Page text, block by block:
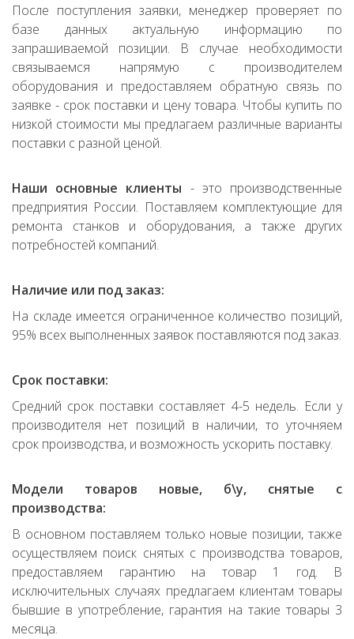
После поступления заявки, менеджер проверяет по
базе данных актуальную информацию по
запрашиваемой позиции. В случае необходимости
связываемся напрямую с производителем
оборудования и предоставляем обратную связь по
заявке - срок поставки и цену товара. Чтобы купить по
низкой стоимости мы предлагаем различные варианты
поставки с разной ценой.
Наши основные клиенты - это производственные
предприятия России. Поставляем комплектующие для
ремонта станков и оборудования, а также других
потребностей компаний.
Наличие или под заказ:
На складе имеется ограниченное количество позиций,
95% всех выполненных заявок поставляются под заказ.
Срок поставки:
Средний срок поставки составляет 4-5 недель. Если у
производителя нет позиций в наличии, то уточняем
срок производства, и возможность ускорить поставку.
Модели товаров новые, б\у, снятые с
производства:
В основном поставляем только новые позиции, также
осуществляем поиск снятых с производства товаров,
предоставляем гарантию на товар 1 год. В
исключительных случаях предлагаем клиентам товары
бывшие в употребление, гарантия на такие товары 3
месяца.